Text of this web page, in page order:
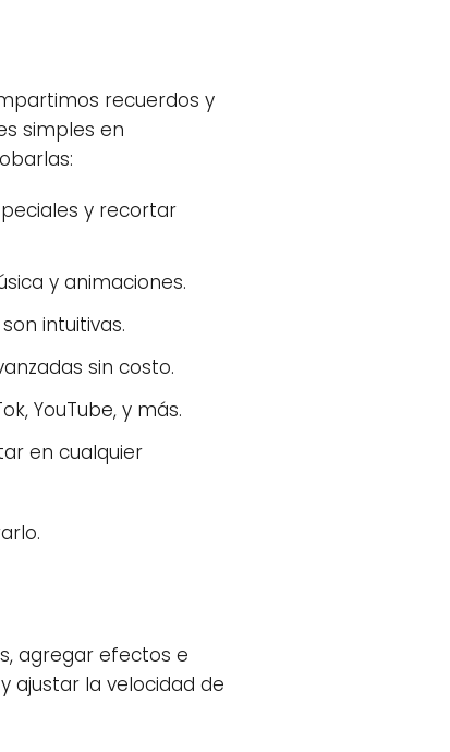
recuerdos y
simples en
y recortar
y animaciones.
intuitivas.
sin costo.
YouTube, y más.
en cualquier
agregar efectos e
ajustar la velocidad de